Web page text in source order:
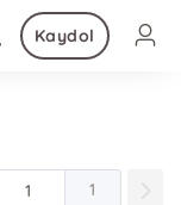
Kaydol
1